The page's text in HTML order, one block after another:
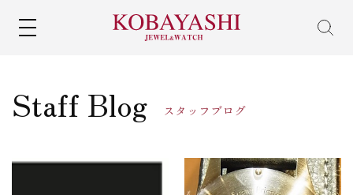
Staff Blog スタッフブログ